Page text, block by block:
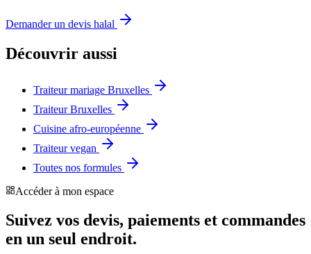
Demander un devis halal
Découvrir aussi
Traiteur mariage Bruxelles
Traiteur Bruxelles
Cuisine afro-européenne
Traiteur vegan
Toutes nos formules
Accéder à mon espace
Suivez vos devis, paiements et commandes
en un seul endroit.